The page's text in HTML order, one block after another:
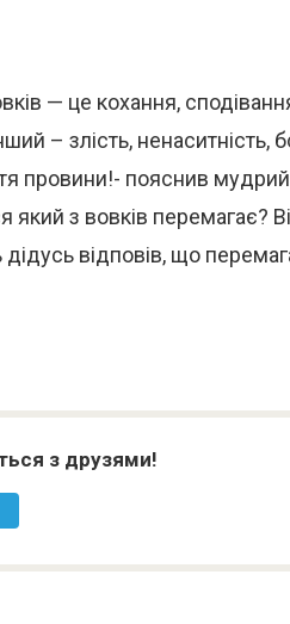
— це кохання,
– злість, ненаситність,
провини!- пояснив мудрий
який з вовків перемагає?
відповів, що
з друзями!